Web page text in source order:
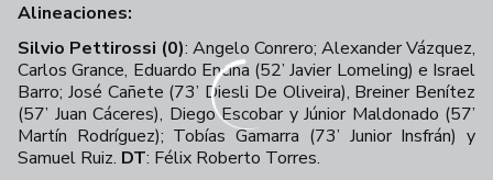
Alineaciones:
Silvio Pettirossi (0): Angelo Conrero; Alexander Vázquez,
Carlos Grance, Eduardo Encina (52’ Javier Lomeling) e Israel
Barro; José Cañete (73’ Diesli De Oliveira), Breiner Benítez
(57’ Juan Cáceres), Diego Escobar y Júnior Maldonado (57’
Martín Rodríguez); Tobías Gamarra (73’ Junior Insfrán) y
Samuel Ruiz. DT: Félix Roberto Torres.